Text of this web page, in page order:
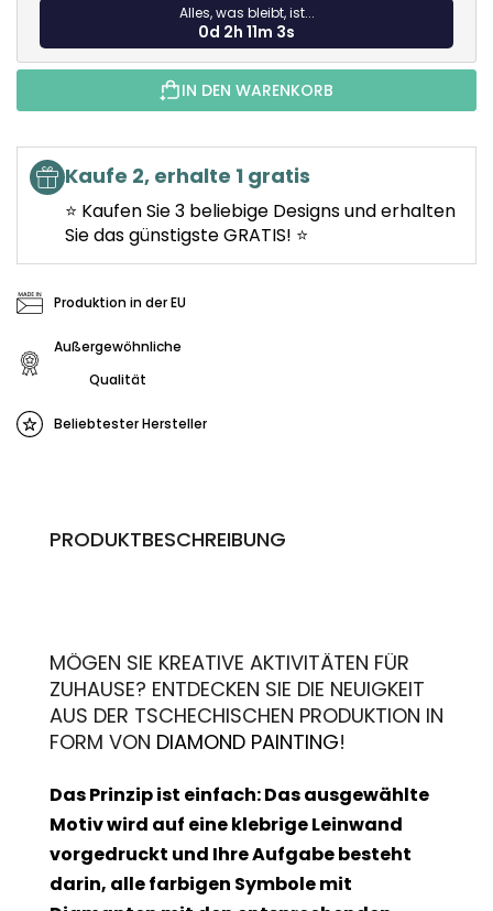
Alles, was bleibt, ist...
0d 2h 11m 1s
IN DEN WARENKORB
Kaufe 2, erhalte 1 gratis
⭐ Kaufen Sie 3 beliebige Designs und erhalten
Sie das günstigste GRATIS! ⭐
Produktion in der EU
Außergewöhnliche
Qualität
Beliebtester Hersteller
PRODUKTBESCHREIBUNG
MÖGEN SIE KREATIVE AKTIVITÄTEN FÜR
ZUHAUSE? ENTDECKEN SIE DIE NEUIGKEIT
AUS DER TSCHECHISCHEN PRODUKTION IN
FORM VON DIAMOND PAINTING!
Das Prinzip ist einfach: Das ausgewählte
Motiv wird auf eine klebrige Leinwand
vorgedruckt und Ihre Aufgabe besteht
darin, alle farbigen Symbole mit